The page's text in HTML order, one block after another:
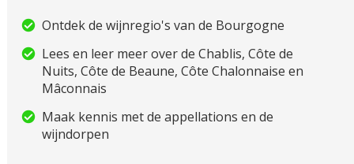
Ontdek de wijnregio's van de Bourgogne
Lees en leer meer over de Chablis, Côte de
Nuits, Côte de Beaune, Côte Chalonnaise en
Mâconnais
Maak kennis met de appellations en de
wijndorpen